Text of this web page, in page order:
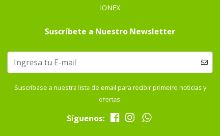
IONEX
Suscríbete a Nuestro Newsletter
Suscríbase a nuestra lista de email para recibir primeiro noticias y
ofertas.
Síguenos: